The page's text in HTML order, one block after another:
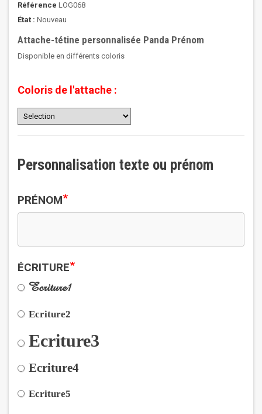
Référence LOG068
État : Nouveau
Attache-tétine personnalisée Panda Prénom
Disponible en différents coloris
Coloris de l'attache :
Personnalisation texte ou prénom
PRÉNOM*
ÉCRITURE*
Ecriture1
Ecriture2
Ecriture3
Ecriture4
Ecriture5